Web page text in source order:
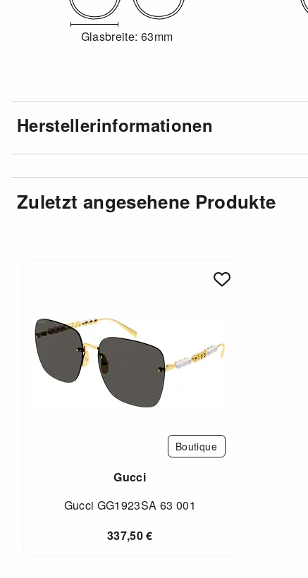
Glasbreite: 63mm
Herstellerinformationen
Zuletzt angesehene Produkte
Boutique
Gucci
Gucci GG1923SA 63 001
337,50€